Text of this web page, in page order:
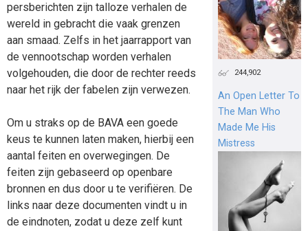
persberichten zijn talloze verhalen de
wereld in gebracht die vaak grenzen
aan smaad. Zelfs in het jaarrapport van
de vennootschap worden verhalen
volgehouden, die door de rechter reeds
naar het rijk der fabelen zijn verwezen.
Om u straks op de BAVA een goede
keus te kunnen laten maken, hierbij een
aantal feiten en overwegingen. De
feiten zijn gebaseerd op openbare
bronnen en dus door u te verifiëren. De
links naar deze documenten vindt u in
de eindnoten, zodat u deze zelf kunt
244,902
An Open Letter To
The Man Who
Made Me His
Mistress